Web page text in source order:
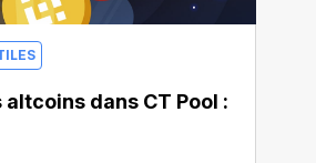
altcoins dans CT Pool :